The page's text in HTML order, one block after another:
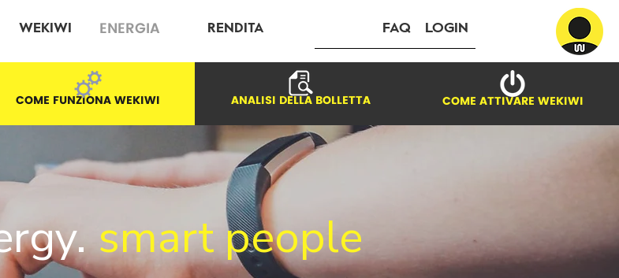
WEKIWI ENERGIA RENDITA FAQ LOGIN
COME FUNZIONA WEKIWI ANALISI DELLA BOLLETTA COME ATTIVARE WEKIWI
smart people